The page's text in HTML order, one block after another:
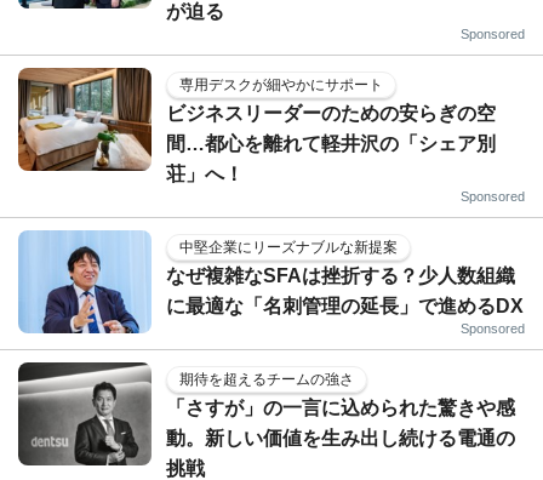
が迫る
Sponsored
専用デスクが細やかにサポート
ビジネスリーダーのための安らぎの空
間…都心を離れて軽井沢の「シェア別
荘」へ！
Sponsored
中堅企業にリーズナブルな新提案
なぜ複雑なSFAは挫折する？少人数組織
に最適な「名刺管理の延長」で進めるDX
Sponsored
期待を超えるチームの強さ
「さすが」の一言に込められた驚きや感
動。新しい価値を生み出し続ける電通の
挑戦